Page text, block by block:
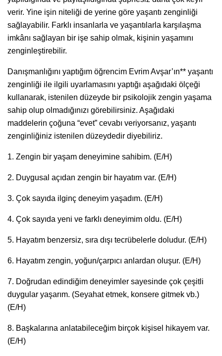
verir. Yine işin niteliği de yerine göre yaşantı zenginliği
sağlayabilir. Farklı insanlarla ve yaşantılarla karşılaşma
imkânı sağlayan bir işe sahip olmak, kişinin yaşamını
zenginleştirebilir.
Danışmanlığını yaptığım öğrencim Evrim Avşar’ın** yaşantı
zenginliği ile ilgili uyarlamasını yaptığı aşağıdaki ölçeği
kullanarak, istenilen düzeyde bir psikolojik zengin yaşama
sahip olup olmadığınızı görebilirsiniz. Aşağıdaki
maddelerin çoğuna “evet” cevabı veriyorsanız, yaşantı
zenginliğiniz istenilen düzeydedir diyebiliriz.
1. Zengin bir yaşam deneyimine sahibim. (E/H)
2. Duygusal açıdan zengin bir hayatım var. (E/H)
3. Çok sayıda ilginç deneyim yaşadım. (E/H)
4. Çok sayıda yeni ve farklı deneyimim oldu. (E/H)
5. Hayatım benzersiz, sıra dışı tecrübelerle doludur. (E/H)
6. Hayatım zengin, yoğun/çarpıcı anlardan oluşur. (E/H)
7. Doğrudan edindiğim deneyimler sayesinde çok çeşitli
duygular yaşarım. (Seyahat etmek, konsere gitmek vb.)
(E/H)
8. Başkalarına anlatabileceğim birçok kişisel hikayem var.
(E/H)